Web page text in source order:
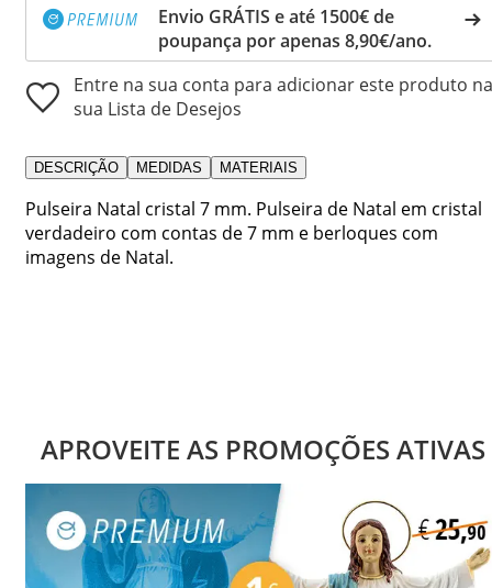
Envio GRÁTIS e até 1500€ de
poupança por apenas 8,90€/ano.
Entre na sua conta para adicionar este produto na
sua Lista de Desejos
DESCRIÇÃO MEDIDAS MATERIAIS
Pulseira Natal cristal 7 mm. Pulseira de Natal em cristal
verdadeiro com contas de 7 mm e berloques com
imagens de Natal.
APROVEITE AS PROMOÇÕES ATIVAS